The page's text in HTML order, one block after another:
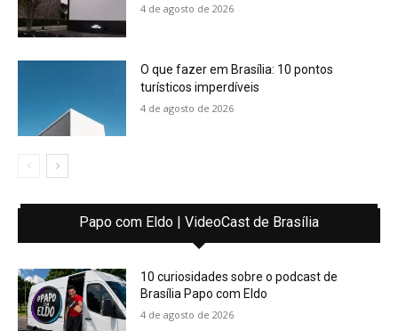
4 de agosto de 2026
O que fazer em Brasília: 10 pontos
turísticos imperdíveis
4 de agosto de 2026
Papo com Eldo | VideoCast de Brasília
10 curiosidades sobre o podcast de
Brasília Papo com Eldo
4 de agosto de 2026